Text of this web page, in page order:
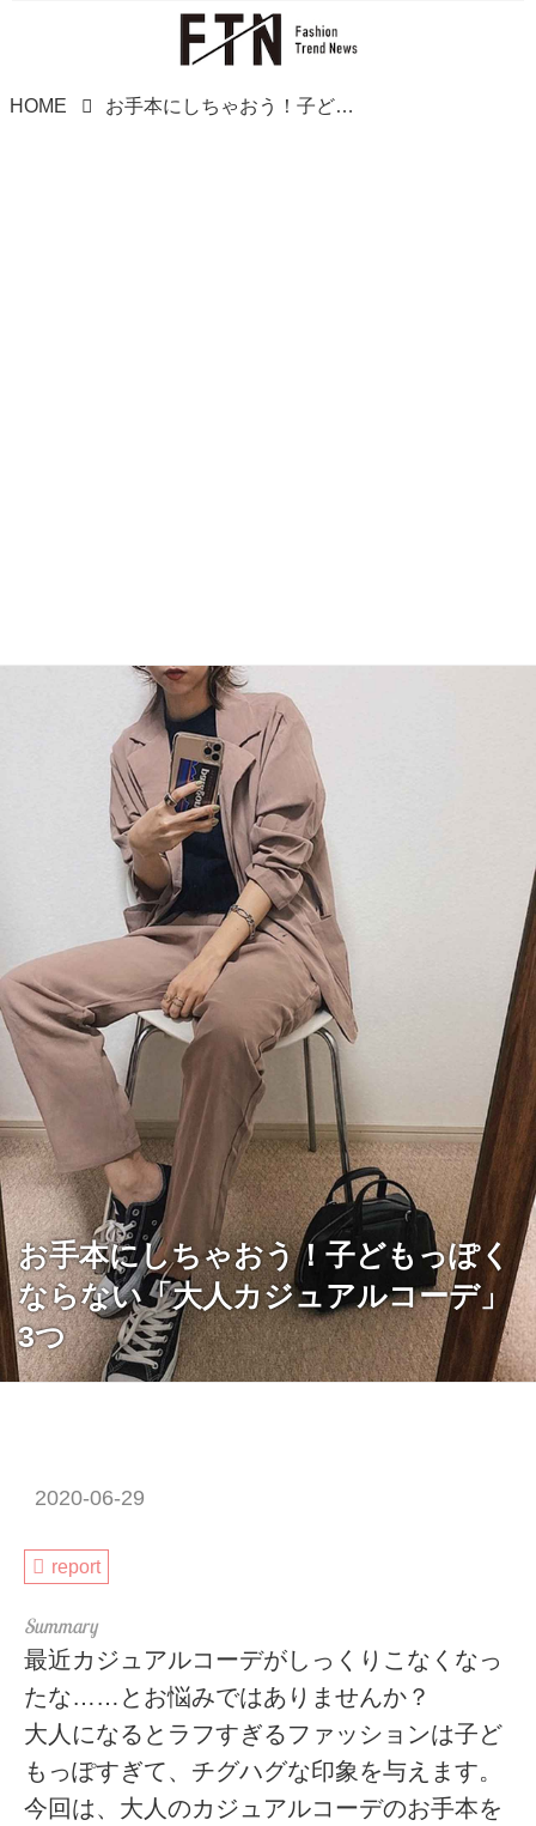
HOME お手本にしちゃおう！子どもっぽくならない「大人カジュアルコーデ」3つ
お手本にしちゃおう！子どもっぽく
ならない「大人カジュアルコーデ」
3つ
2020-06-29
report
最近カジュアルコーデがしっくりこなくなっ
たな……とお悩みではありませんか？
大人になるとラフすぎるファッションは子ど
もっぽすぎて、チグハグな印象を与えます。
今回は、大人のカジュアルコーデのお手本を